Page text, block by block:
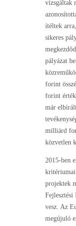
vizsgáltak
ítéltek
sikeres
pályázat
forint
forint
már
milliárd
közvetlen
2015-ben
projektek
Fejlesztési
vesz. Az
megújuló